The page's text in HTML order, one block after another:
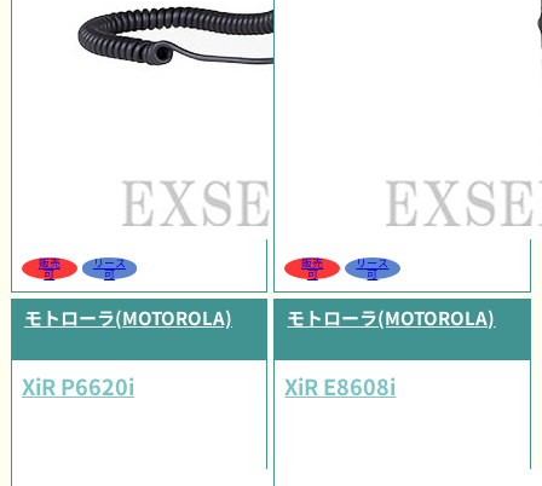
販売
可
リース
可
販売
可
リース
可
モトローラ(MOTOROLA)
XiR P6620i
モトローラ(MOTOROLA)
XiR E8608i